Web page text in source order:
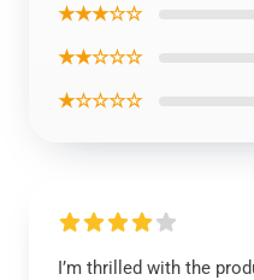
★★★☆☆
★★☆☆☆
★☆☆☆☆
I’m thrilled with the